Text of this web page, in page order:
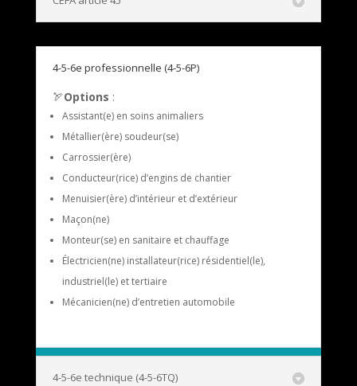
4-5-6e professionnelle (4-5-6P)
🏹Options :
Assistant(e) en soins animaliers
Métallier(ère) soudeur(se)
Carrossier(ère)
Conducteur(rice) d’engins de chantier
Menuisier(ère) d’intérieur et d’extérieur
Maçon(ne)
Monteur(se) en sanitaire et chauffage
Électricien(ne) installateur(rice) résidentiel(le),
industriel(le) et tertiaire
Mécanicien(ne) d’entretien automobile
4-5-6e technique (4-5-6TQ)